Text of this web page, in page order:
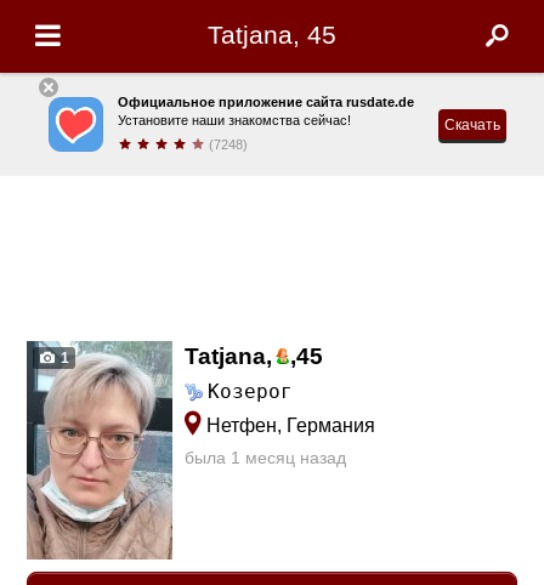
Tatjana, 45
Официальное приложение сайта rusdate.de
Установите наши знакомства сейчас!
(7248)
Скачать
1 Tatjana, ,45
Козерог
Нетфен, Германия
была 1 месяц назад